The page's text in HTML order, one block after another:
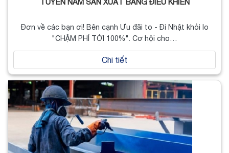
TUYỂN NAM SẢN XUẤT BẢNG ĐIỀU KHIỂN
Đơn về các bạn ơi! Bên cạnh Ưu đãi to - Đi Nhật khỏi lo
"CHẬM PHÍ TỚI 100%". Cơ hội cho…
Chi tiết